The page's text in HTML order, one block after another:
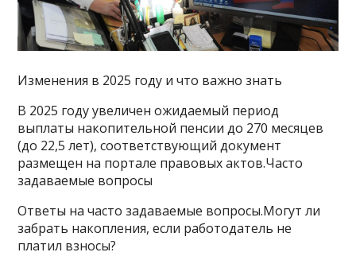
Изменения в 2025 году и что важно знать
В 2025 году увеличен ожидаемый период
выплаты накопительной пенсии до 270 месяцев
(до 22,5 лет), соответствующий документ
размещен на портале правовых актов.Часто
задаваемые вопросы
Ответы на часто задаваемые вопросы.Могут ли
забрать накопления, если работодатель не
платил взносы?